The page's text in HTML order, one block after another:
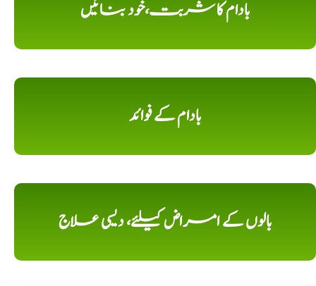
بادام کا شربت،خود بنائیں
بادام کے فوائد
بالوں کے امراض کیلئے، دیسی علاج